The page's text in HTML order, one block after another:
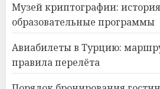
Музей криптографии:
образовательные программы
Авиабилеты в Турцию:
правила перелёта